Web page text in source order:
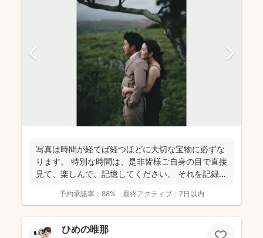
写真は時間が経てば経つほどに大切な宝物に必ずな
ります。 特別な時間は、是非皆様ご自身の目で直接
見て、楽しんで、記憶してください。 それを記録す
予約承諾率： 88% 最終アクティブ： 7日以内
ひめの唯那